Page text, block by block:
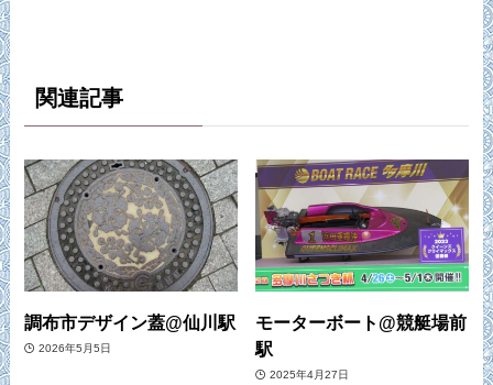
関連記事
調布市デザイン蓋@仙川駅
2026年5月5日
モーターボート@競艇場前
駅
2025年4月27日